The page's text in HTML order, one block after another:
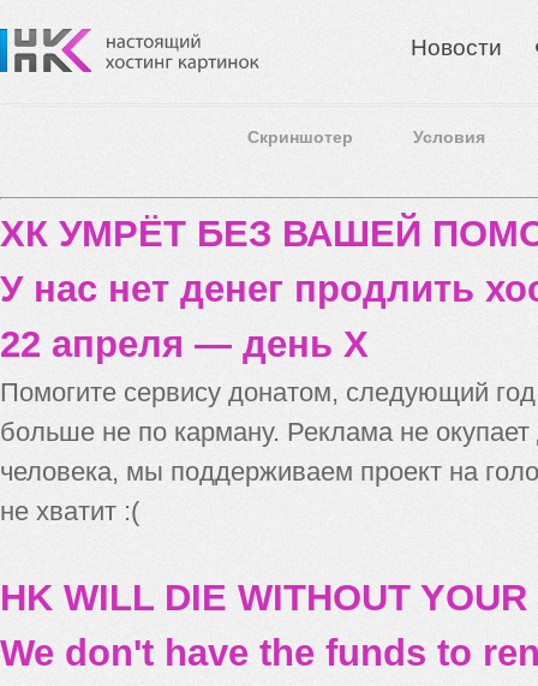
Новости
Скриншотер Условия
ХК УМРЁТ БЕЗ ВАШЕЙ
У нас нет денег продлить
22 апреля — день X
Помогите сервису донатом, следующий
больше не по карману. Реклама не
человека, мы поддерживаем проект на
не хватит :(
HK WILL DIE WITHOUT
We don't have the funds to